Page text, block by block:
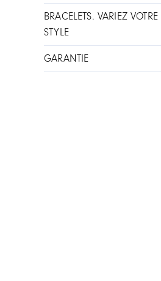
BRACELETS. VARIEZ VOTRE
STYLE
GARANTIE